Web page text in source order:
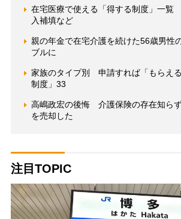
在宅医療で使える「得する制度」一覧
入補填など
親の年金で在宅介護を続けた56歳男性
ブルに
家族のタイプ別 申請すれば「もらえ
制度」33
高嶋政宏の後悔 介護保険の存在知ら
を売却した
注目TOPIC